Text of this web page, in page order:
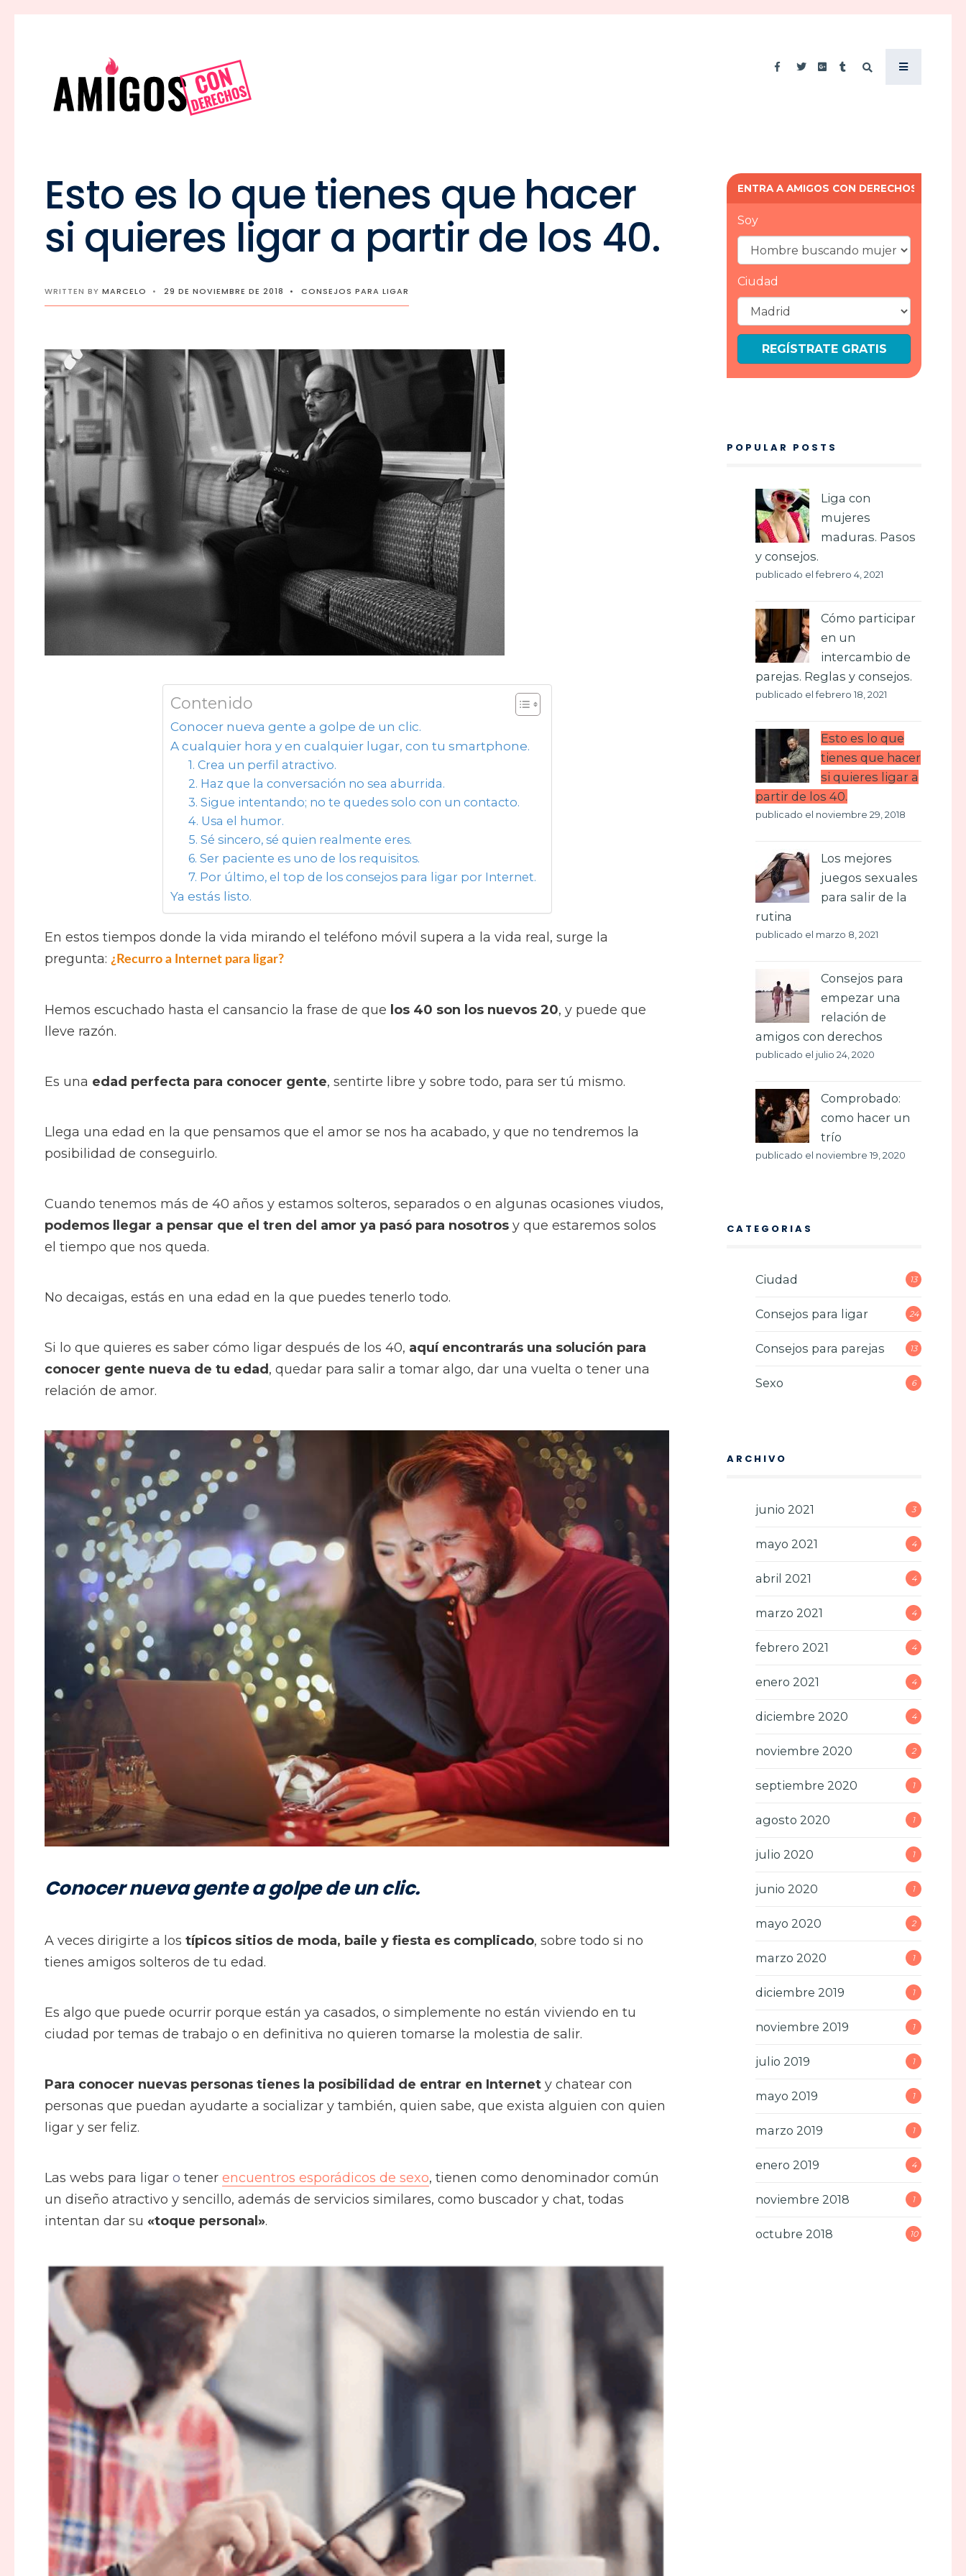
Esto es lo que tienes que hacer
si quieres ligar a partir de los 40.
WRITTEN BY MARCELO • 29 DE NOVIEMBRE DE 2018 • CONSEJOS PARA LIGAR
Contenido
Conocer nueva gente a golpe de un clic.
A cualquier hora y en cualquier lugar, con tu smartphone.
1. Crea un perfil atractivo.
2. Haz que la conversación no sea aburrida.
3. Sigue intentando; no te quedes solo con un contacto.
4. Usa el humor.
5. Sé sincero, sé quien realmente eres.
6. Ser paciente es uno de los requisitos.
7. Por último, el top de los consejos para ligar por Internet.
Ya estás listo.
En estos tiempos donde la vida mirando el teléfono móvil supera a la vida real, surge la
pregunta: ¿Recurro a Internet para ligar?
Hemos escuchado hasta el cansancio la frase de que los 40 son los nuevos 20, y puede que
lleve razón.
Es una edad perfecta para conocer gente, sentirte libre y sobre todo, para ser tú mismo.
Llega una edad en la que pensamos que el amor se nos ha acabado, y que no tendremos la
posibilidad de conseguirlo.
Cuando tenemos más de 40 años y estamos solteros, separados o en algunas ocasiones viudos,
podemos llegar a pensar que el tren del amor ya pasó para nosotros y que estaremos solos
el tiempo que nos queda.
No decaigas, estás en una edad en la que puedes tenerlo todo.
Si lo que quieres es saber cómo ligar después de los 40, aquí encontrarás una solución para
conocer gente nueva de tu edad , quedar para salir a tomar algo, dar una vuelta o tener una
relación de amor.
Conocer nueva gente a golpe de un clic.
A veces dirigirte a los típicos sitios de moda, baile y fiesta es complicado, sobre todo si no
tienes amigos solteros de tu edad.
Es algo que puede ocurrir porque están ya casados, o simplemente no están viviendo en tu
ciudad por temas de trabajo o en definitiva no quieren tomarse la molestia de salir.
Para conocer nuevas personas tienes la posibilidad de entrar en Internet y chatear con
personas que puedan ayudarte a socializar y también, quien sabe, que exista alguien con quien
ligar y ser feliz.
Las webs para ligar o tener encuentros esporádicos de sexo, tienen como denominador común
un diseño atractivo y sencillo, además de servicios similares, como buscador y chat, todas
intentan dar su «toque personal».
ENTRA A AMIGOS CON DERECHOS
Soy
Ciudad
REGÍSTRATE GRATIS
POPULAR POSTS
Liga con
mujeres
maduras. Pasos
y consejos.
publicado el febrero 4, 2021
Cómo participar
en un
intercambio de
parejas. Reglas y consejos.
publicado el febrero 18, 2021
Esto es lo que
tienes que hacer
si quieres ligar a
partir de los 40.
publicado el noviembre 29, 2018
Los mejores
juegos sexuales
para salir de la
rutina
publicado el marzo 8, 2021
Consejos para
empezar una
relación de
amigos con derechos
publicado el julio 24, 2020
Comprobado:
como hacer un
trío
publicado el noviembre 19, 2020
CATEGORIAS
Ciudad 13
Consejos para ligar 24
Consejos para parejas 13
Sexo 6
ARCHIVO
junio 2021 3
mayo 2021 4
abril 2021 4
marzo 2021 4
febrero 2021 4
enero 2021 4
diciembre 2020 4
noviembre 2020 2
septiembre 2020 1
agosto 2020 1
julio 2020 1
junio 2020 1
mayo 2020 2
marzo 2020 1
diciembre 2019 1
noviembre 2019 1
julio 2019 1
mayo 2019 1
marzo 2019 1
enero 2019 4
noviembre 2018 1
octubre 2018 10